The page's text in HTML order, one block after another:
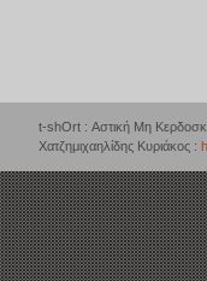
t-shOrt : Αστική Μη
Χατζημιχαηλίδης Κυριάκος :